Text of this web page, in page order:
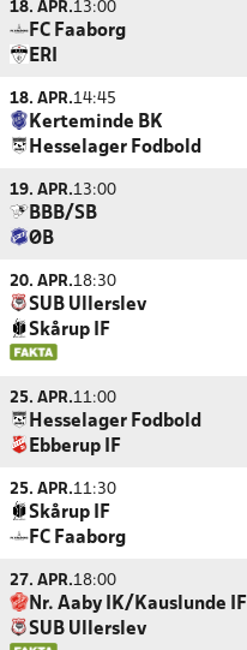
18. APR.13:00
FC Faaborg
ERI
18. APR.14:45
Kerteminde BK
Hesselager Fodbold
19. APR.13:00
BBB/SB
ØB
20. APR.18:30
SUB Ullerslev
Skårup IF
25. APR.11:00
Hesselager Fodbold
Ebberup IF
25. APR.11:30
Skårup IF
FC Faaborg
27. APR.18:00
Nr. Aaby IK/Kauslunde IF
SUB Ullerslev